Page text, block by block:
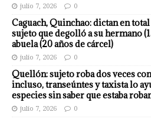
julio 7, 2026 0
Caguach, Quinchao: dictan en
sujeto que degolló a su hermano
abuela (20 años de cárcel)
julio 7, 2026 0
Quellón: sujeto roba dos veces
incluso, transeúntes y taxista lo
especies sin saber que estaba
julio 7, 2026 0